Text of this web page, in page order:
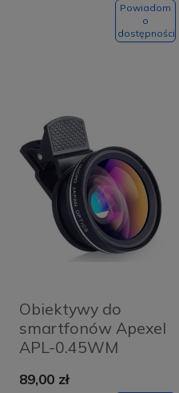
Powiadom
o
dostępności
Obiektywy do
smartfonów Apexel
APL-0.45WM
89,00 zł